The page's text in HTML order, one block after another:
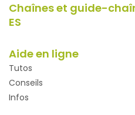
Chaînes et guide-
ES
Aide en ligne
Tutos
Conseils
Infos